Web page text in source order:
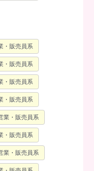
・販売員系
・販売員系
・販売員系
・販売員系
業・販売員系
・販売員系
業・販売員系